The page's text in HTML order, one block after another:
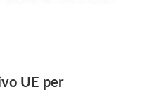
UE per